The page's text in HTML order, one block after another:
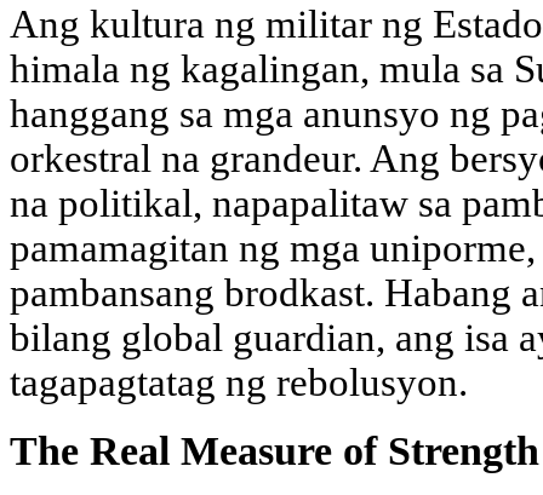
Ang kultura ng militar ng
himala ng kagalingan, mula sa
hanggang sa mga anunsyo ng
orkestral na grandeur. Ang
na politikal, napapalitaw sa
pamamagitan ng mga
pambansang brodkast. Habang
bilang global guardian, ang isa
tagapagtatag ng rebolusyon.
The Real Measure of Strength